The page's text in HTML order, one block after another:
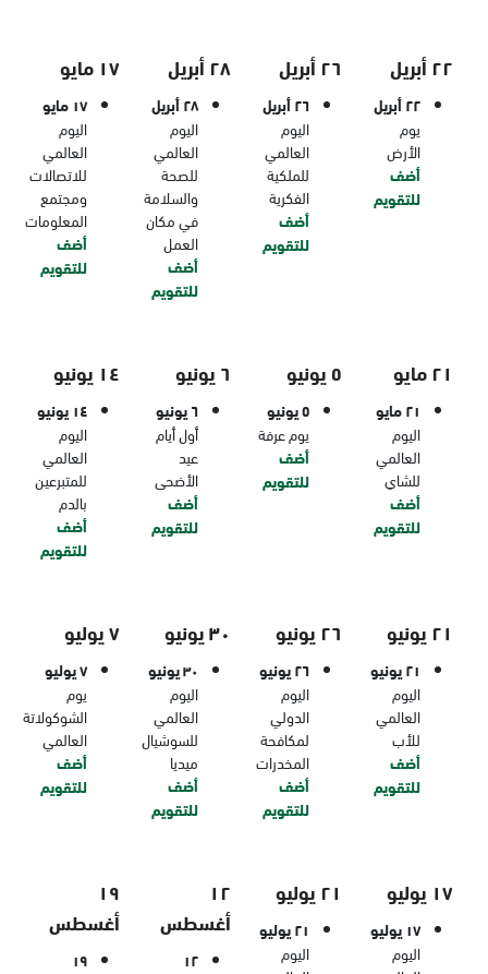
٢٢ أبريل
٢٢ أبريل
يوم
الأرض
أضف
للتقويم
٢٦ أبريل
٢٦ أبريل
اليوم
العالمي
للملكية
الفكرية
أضف
للتقويم
٢٨ أبريل
٢٨ أبريل
اليوم
العالمي
للصحة
والسلامة
في مكان
العمل
أضف
للتقويم
١٧ مايو
١٧ مايو
اليوم
العالمي
للاتصالات
ومجتمع
المعلومات
أضف
للتقويم
٢١ مايو
٢١ مايو
اليوم
العالمي
للشاي
أضف
للتقويم
٥ يونيو
٥ يونيو
يوم عرفة
أضف
للتقويم
٦ يونيو
٦ يونيو
أول أيام
عيد
الأضحى
أضف
للتقويم
١٤ يونيو
١٤ يونيو
اليوم
العالمي
للمتبرعين
بالدم
أضف
للتقويم
٢١ يونيو
٢١ يونيو
اليوم
العالمي
للأب
أضف
للتقويم
٢٦ يونيو
٢٦ يونيو
اليوم
الدولي
لمكافحة
المخدرات
أضف
للتقويم
٣٠ يونيو
٣٠ يونيو
اليوم
العالمي
للسوشيال
ميديا
أضف
للتقويم
٧ يوليو
٧ يوليو
يوم
الشوكولاتة
العالمي
أضف
للتقويم
١٧ يوليو
١٧ يوليو
اليوم
٢١ يوليو
٢١ يوليو
اليوم
١٢
أغسطس
١٢
١٩
أغسطس
١٩